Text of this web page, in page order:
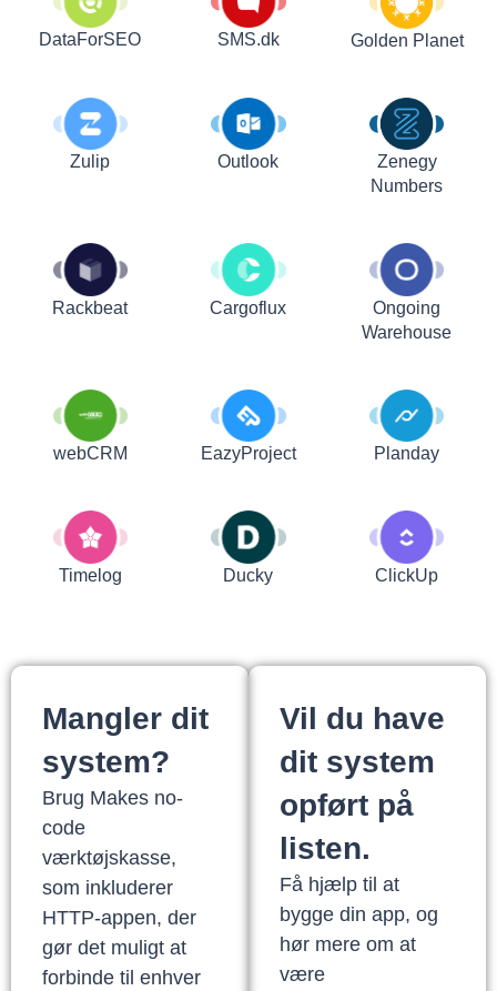
DataForSEO SMS.dk Golden Planet
Zulip Outlook
Zenegy
Numbers
Rackbeat Cargoflux
Ongoing
Warehouse
webCRM EazyProject Planday
Timelog Ducky ClickUp
Mangler dit
system?
Brug Makes no-
code
værktøjskasse,
som inkluderer
HTTP-appen, der
gør det muligt at
forbinde til enhver
Vil du have
dit system
opført på
listen.
Få hjælp til at
bygge din app, og
hør mere om at
være